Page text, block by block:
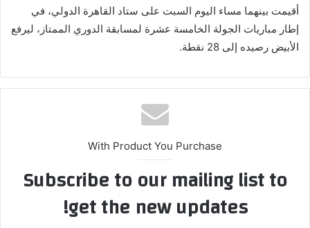
أقيمت بينهما مساء اليوم السبت على ستاد القاهرة الدولي، في
إطار مباريات الجولة الخامسة عشرة لمسابقة الدوري الممتاز، ليرفع
الأبيض رصيده إلى 28 نقطة.
With Product You Purchase
Subscribe to our mailing list to
get the new updates!